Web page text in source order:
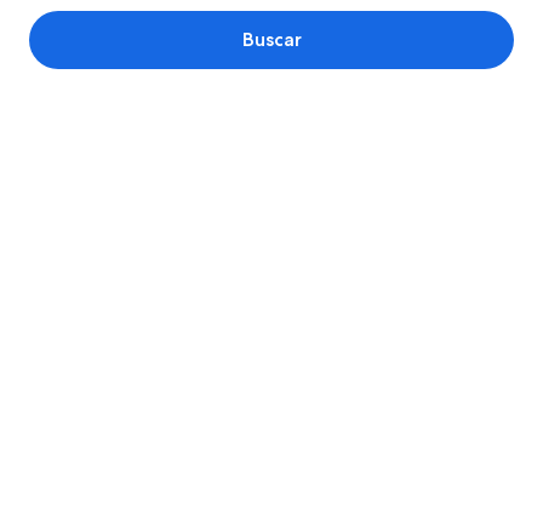
Buscar